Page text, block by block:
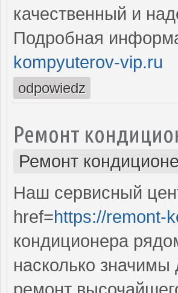
качественный и
Подробная
kompyuterov-vip.ru
odpowiedz
Ремонт
Ремонт
Наш сервисный
href=https://remont-
кондиционера
насколько
ремонт